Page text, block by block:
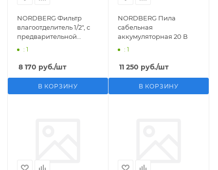
NORDBERG Фильтр
влагоотделитель 1/2", с
предварительной
фильтрацией
: 1
8 170 руб./шт
В КОРЗИНУ
NORDBERG Пила
сабельная
аккумуляторная 20 В
: 1
11 250 руб./шт
В КОРЗИНУ